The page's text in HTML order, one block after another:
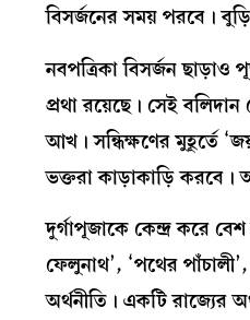
বিসর্জনের সময় পরবে।
নবপত্রিকা বিসর্জন
প্রথা রয়েছে। সেই
আখ। সন্ধিক্ষণের মুহূর্তে
ভক্তরা কাড়াকাড়ি করবে।
দুর্গাপূজাকে কেন্দ্র করে
ফেলুনাথ’, ‘পথের
অর্থনীতি। একটি রাজ্যের